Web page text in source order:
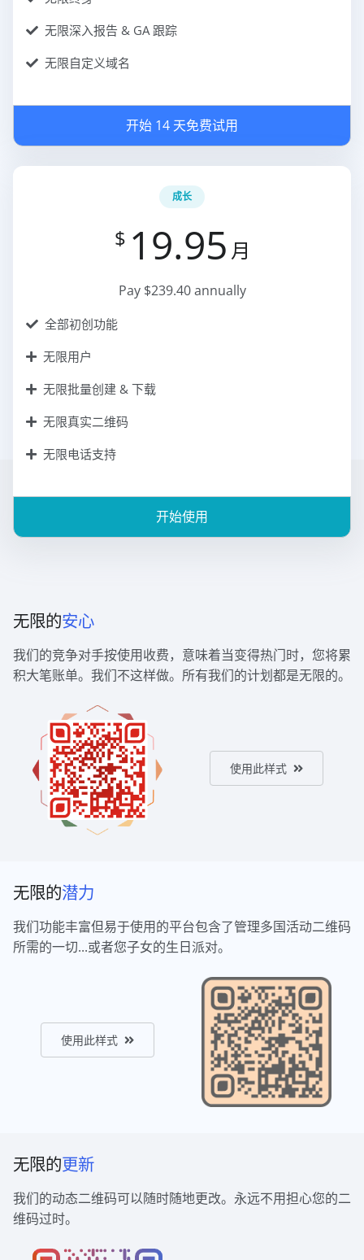
无限深入报告 & GA 跟踪
无限自定义域名
开始 14 天免费试用
成长
$ 19.95 月
Pay $239.40 annually
全部初创功能
无限用户
无限批量创建 & 下载
无限真实二维码
无限电话支持
开始使用
无限的安心
我们的竞争对手按使用收费，意味着当变得热门时，您将累
积大笔账单。我们不这样做。所有我们的计划都是无限的。
使用此样式
无限的潜力
我们功能丰富但易于使用的平台包含了管理多国活动二维码
所需的一切...或者您子女的生日派对。
使用此样式
无限的更新
我们的动态二维码可以随时随地更改。永远不用担心您的二
维码过时。